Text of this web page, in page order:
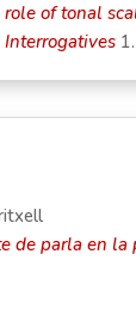
of tonal
de parla en la